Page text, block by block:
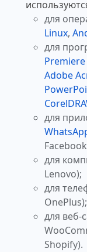
для
Linux,
для
Adobe
для
для
Lenovo);
для
OnePlus);
для веб-
Shopify).